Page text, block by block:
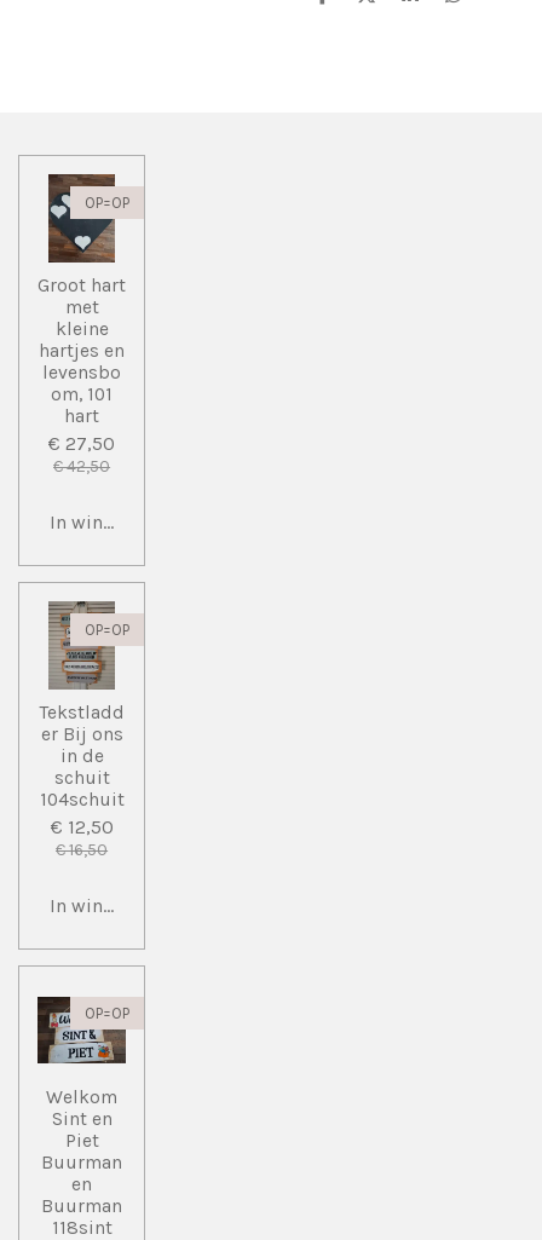
OP=OP
Groot hart
met
kleine
hartjes en
levensbo
om, 101
hart
€ 27,50
€ 42,50
In winkelwagen
OP=OP
Tekstladd
er Bij ons
in de
schuit
104schuit
€ 12,50
€ 16,50
In winkelwagen
OP=OP
Welkom
Sint en
Piet
Buurman
en
Buurman
118sint